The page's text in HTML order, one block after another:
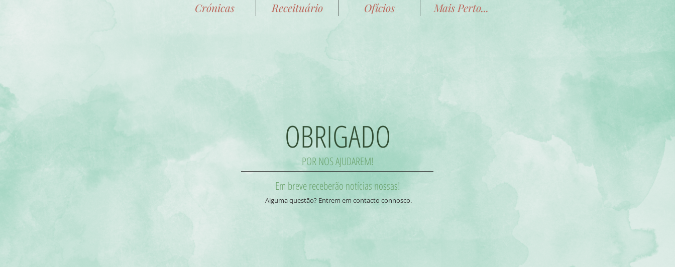
Crónicas Receituário Ofícios Mais Perto...
OBRIGADO
POR NOS AJUDAREM!
Em breve receberão notícias nossas!
Alguma questão? Entrem em contacto connosco.